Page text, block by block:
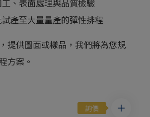
、表面處理與品質檢驗
產至大量量產的彈性排程
提供圖面或樣品，我們將為您規
方案。
詢價